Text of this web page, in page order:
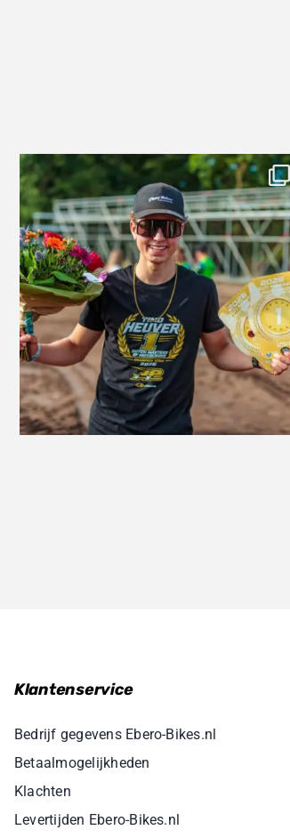
Klantenservice
Bedrijf gegevens Ebero-Bikes.nl
Betaalmogelijkheden
Klachten
Levertijden Ebero-Bikes.nl